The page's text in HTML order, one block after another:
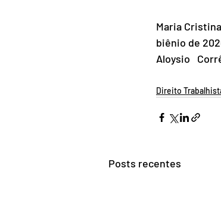
Maria
biênio de
Aloysio
Direito
Posts recentes